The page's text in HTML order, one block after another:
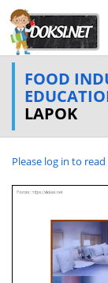
FOOD
LAPOK
Please log in to